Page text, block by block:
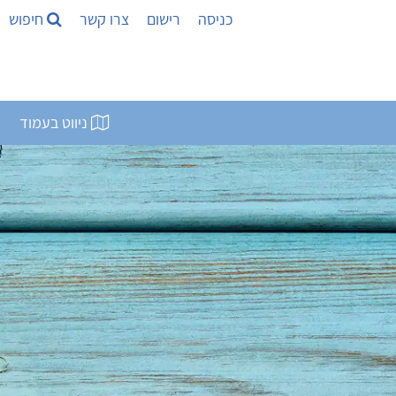
כניסה רישום צרו קשר חיפוש
ניווט בעמוד